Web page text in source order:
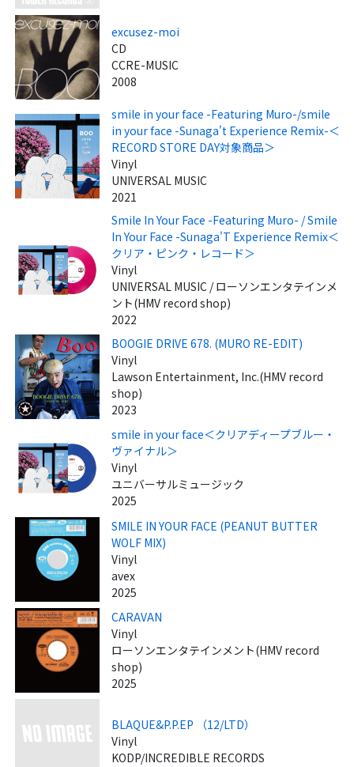
excusez-moi
CD
CCRE-MUSIC
2008
smile in your face -Featuring Muro-/smile
in your face -Sunaga't Experience Remix-＜
RECORD STORE DAY対象商品＞
Vinyl
UNIVERSAL MUSIC
2021
Smile In Your Face -Featuring Muro- / Smile
In Your Face -Sunaga'T Experience Remix＜
クリア・ピンク・レコード＞
Vinyl
UNIVERSAL MUSIC / ローソンエンタテインメ
ント(HMV record shop)
2022
BOOGIE DRIVE 678. (MURO RE-EDIT)
Vinyl
Lawson Entertainment, Inc.(HMV record
shop)
2023
smile in your face＜クリアディープブルー・
ヴァイナル＞
Vinyl
ユニバーサルミュージック
2025
SMILE IN YOUR FACE (PEANUT BUTTER
WOLF MIX)
Vinyl
avex
2025
CARAVAN
Vinyl
ローソンエンタテインメント(HMV record
shop)
2025
BLAQUE&P.P.EP （12/LTD）
Vinyl
KODP/INCREDIBLE RECORDS